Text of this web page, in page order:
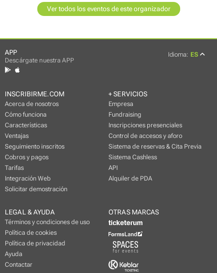
Ver todos los eventos de este organizador
INSCRIBIRME.COM
Acerca de nosotros
Cómo funciona
Características
Ventajas
Seguimiento inscritos
Cobros y pagos
Tarifas
Integración Web
Solicitar demostración
+ SERVICIOS
Empresa
Fundraising
Inscripciones presenciales
Control de accesos y aforo
Sistema de reservas & Cita Previa
Sistema Cashless
API
Alquiler de PDA
LEGAL & AYUDA
Términos y condiciones de uso
Política de cookies
Política de privacidad
Ayuda
Contactar
APP
Descárgate nuestra APP
Idioma: ES
OTRAS MARCAS